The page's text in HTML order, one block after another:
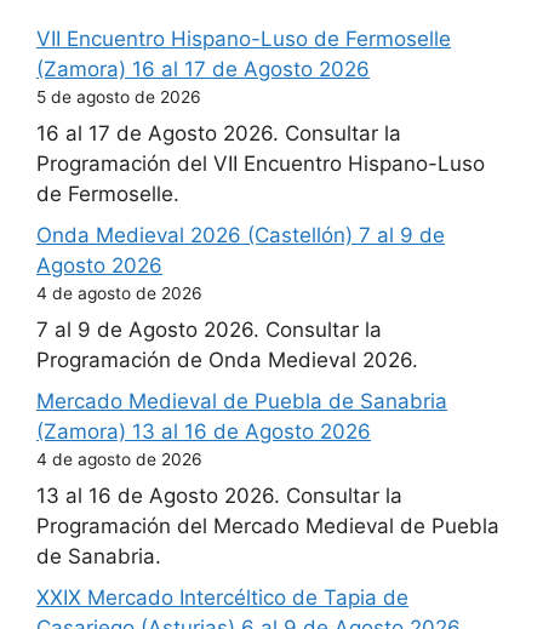
VII Encuentro Hispano-Luso de Fermoselle
(Zamora) 16 al 17 de Agosto 2026
5 de agosto de 2026
16 al 17 de Agosto 2026. Consultar la
Programación del VII Encuentro Hispano-Luso
de Fermoselle.
Onda Medieval 2026 (Castellón) 7 al 9 de
Agosto 2026
4 de agosto de 2026
7 al 9 de Agosto 2026. Consultar la
Programación de Onda Medieval 2026.
Mercado Medieval de Puebla de Sanabria
(Zamora) 13 al 16 de Agosto 2026
4 de agosto de 2026
13 al 16 de Agosto 2026. Consultar la
Programación del Mercado Medieval de Puebla
de Sanabria.
XXIX Mercado Intercéltico de Tapia de